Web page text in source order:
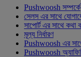
Pushwoosh সম্পর্কে
সেলস এর সাথে
সাপোর্ট এর সাথে কথা
মূল্য নির্ধারণ
Pushwoosh এর
Pushwoosh